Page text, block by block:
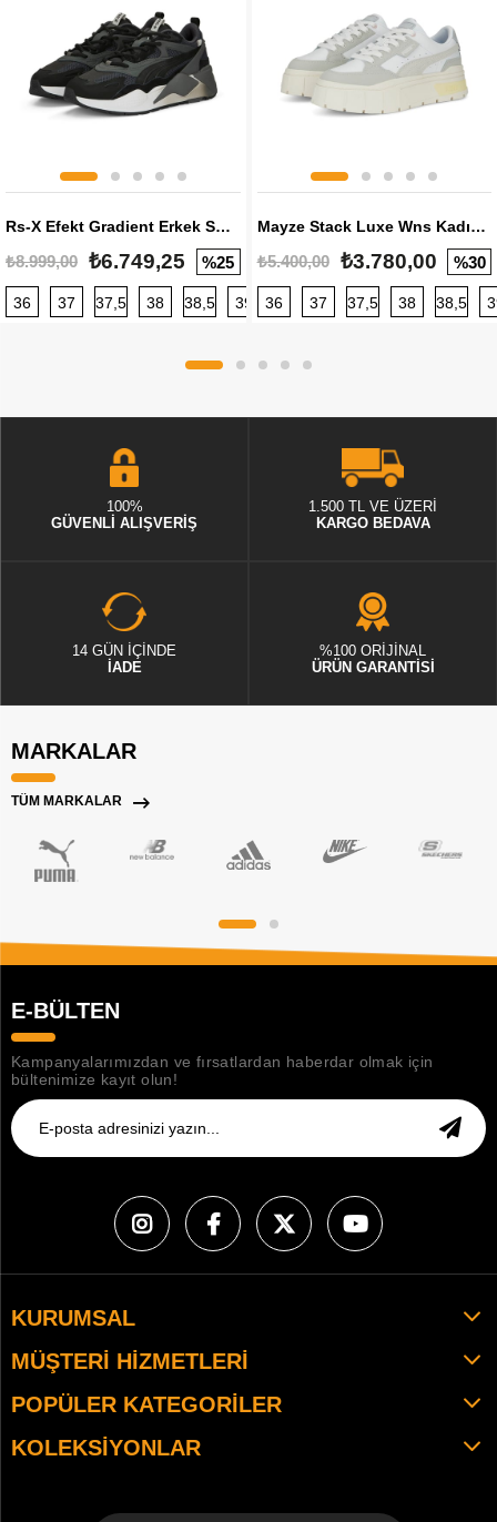
Rs-X Efekt Gradient Erkek Sneaker
₺8.999,00 ₺6.749,25 %25
36 37 37,5 38 38,5 39 40 40,5 41 42 42,5
Mayze Stack Luxe Wns Kadın Sneaker
₺5.400,00 ₺3.780,00 %30
36 37 37,5 38 38,5
100%
GÜVENLİ ALIŞVERİŞ
1.500 TL VE ÜZERİ
KARGO BEDAVA
14 GÜN İÇİNDE
İADE
%100 ORİJİNAL
ÜRÜN GARANTİSİ
MARKALAR
TÜM MARKALAR
E-BÜLTEN
Kampanyalarımızdan ve fırsatlardan haberdar olmak için
bültenimize kayıt olun!
KURUMSAL
MÜŞTERI HIZMETLERI
POPÜLER KATEGORILER
KOLEKSIYONLAR